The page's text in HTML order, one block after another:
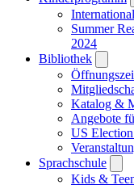
Summer
2024
Bibliothek
Katalog &
Angebote
US
Sprachschule
Kids &